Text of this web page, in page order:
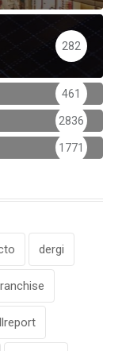
282
461
2836
1771
dergi